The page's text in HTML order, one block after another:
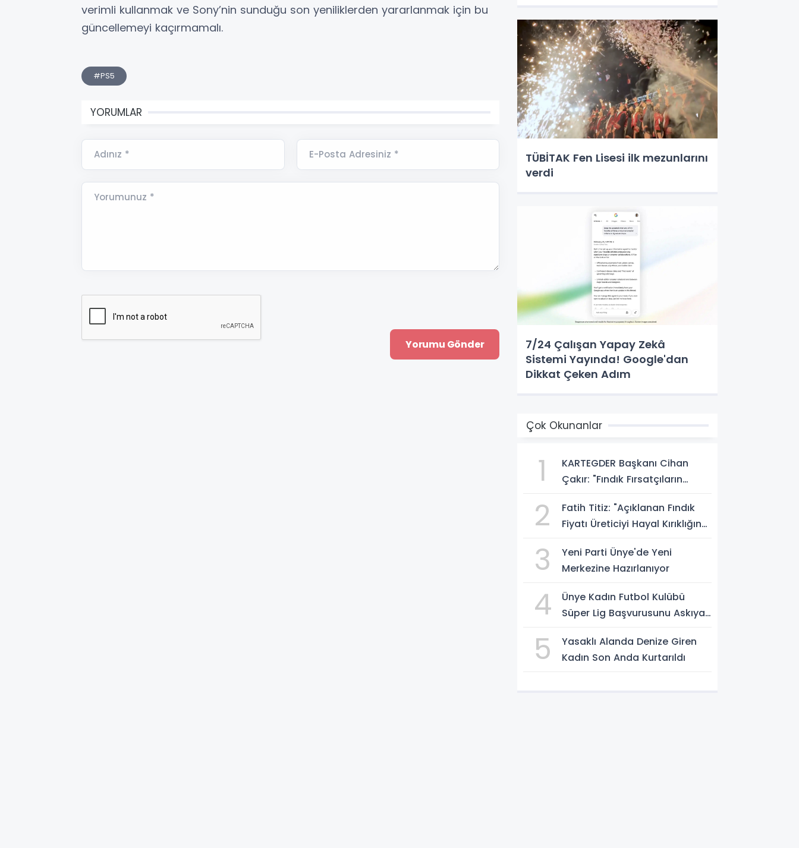
verimli kullanmak ve Sony’nin sunduğu son yeniliklerden yararlanmak için bu
güncellemeyi kaçırmamalı.
#PS5
YORUMLAR
Adınız * E-Posta Adresiniz *
Yorumunuz *
TÜBİTAK Fen Lisesi ilk mezunlarını
verdi
7/24 Çalışan Yapay Zekâ
Sistemi Yayında! Google'dan
Dikkat Çeken Adım
Çok Okunanlar
1
KARTEGDER Başkanı Cihan
Çakır: "Fındık Fırsatçıların
2
Fatih Titiz: "Açıklanan Fındık
Fiyatı Üreticiyi Hayal Kırıklığına
3
Yeni Parti Ünye'de Yeni
Merkezine Hazırlanıyor
4
Ünye Kadın Futbol Kulübü
Süper Lig Başvurusunu Askıya
5
Yasaklı Alanda Denize Giren
Kadın Son Anda Kurtarıldı